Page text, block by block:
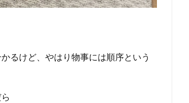
るけど、やはり物事には順序という